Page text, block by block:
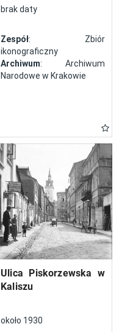
brak daty
Zespół: Zbiór
ikonograficzny
Archiwum: Archiwum
Narodowe w Krakowie
Ulica Piskorzewska w
Kaliszu
około 1930